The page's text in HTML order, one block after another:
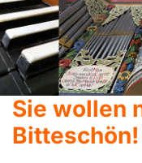
Sie wollen
Bitteschön!